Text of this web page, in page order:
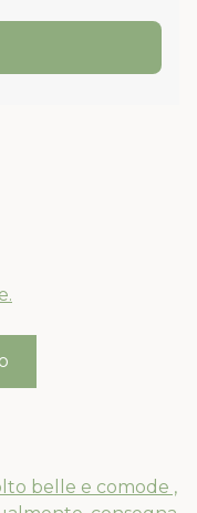
belle e comode ,